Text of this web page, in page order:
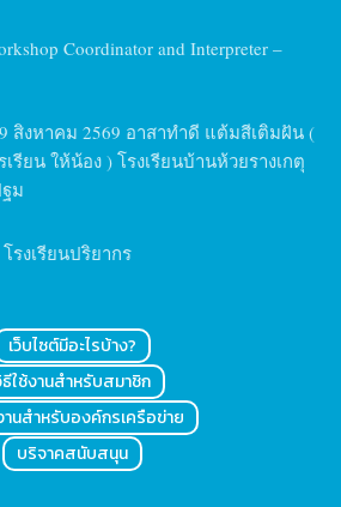
Coordinator and Interpreter –
สิงหาคม 2569 อาสาทำดี แต้มสีเติมฝัน (
ยน ให้น้อง ) โรงเรียนบ้านห้วยรางเกตุ
ม
โรงเรียนปริยากร
เว็บไซต์มีอะไรบ้าง?
ใช้งานสำหรับสมาชิก
านสำหรับองค์กรเครือข่าย
บริจาคสนับสนุน